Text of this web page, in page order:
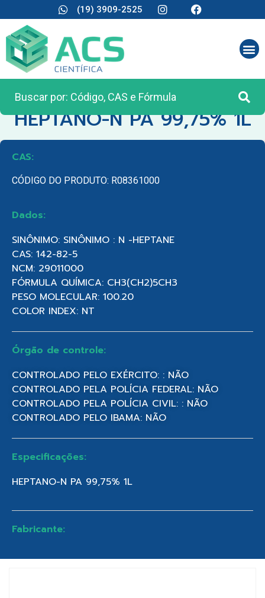
(19) 3909-2525
CATEGORIA:REAGENTES ANALÍTICOS
HEPTANO-N PA 99,75% 1L
CAS:
CÓDIGO DO PRODUTO: R08361000
Dados:
SINÔNIMO: SINÔNIMO : N -HEPTANE
CAS: 142-82-5
NCM: 29011000
FÓRMULA QUÍMICA: CH3(CH2)5CH3
PESO MOLECULAR: 100.20
COLOR INDEX: NT
Órgão de controle:
CONTROLADO PELO EXÉRCITO: : NÃO
CONTROLADO PELA POLÍCIA FEDERAL: NÃO
CONTROLADO PELA POLÍCIA CIVIL: : NÃO
CONTROLADO PELO IBAMA: NÃO
Especificações:
HEPTANO-N PA 99,75% 1L
Fabricante: